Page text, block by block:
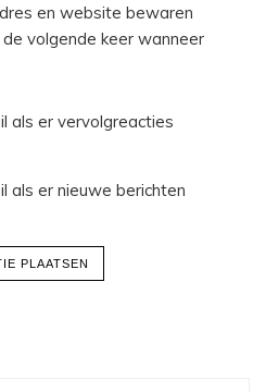
en website bewaren
volgende keer wanneer
als er vervolgreacties
als er nieuwe berichten